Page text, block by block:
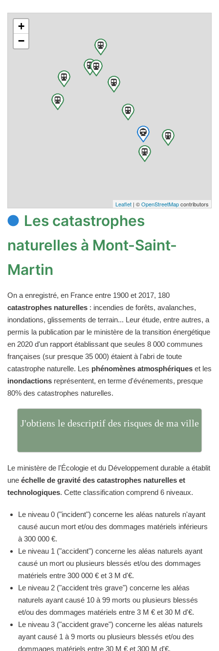
+
−
Leaflet | ©OpenStreetMapcontributors
Les catastrophes
naturelles à Mont-Saint-
Martin
On a enregistré, en France entre 1900 et 2017, 180
catastrophes naturelles : incendies de forêts, avalanches,
inondations, glissements de terrain... Leur étude, entre autres, a
permis la publication par le ministère de la transition énergétique
en 2020 d'un rapport établissant que seules 8 000 communes
françaises (sur presque 35 000) étaient à l'abri de toute
catastrophe naturelle. Les phénomènes atmosphériques et les
inondactions représentent, en terme d'événements, presque
80% des catastrophes naturelles.
J'obtiens le descriptif des risques de ma ville
Le ministère de l'Écologie et du Développement durable a établit
une échelle de gravité des catastrophes naturelles et
technologiques. Cette classification comprend 6 niveaux.
Le niveau 0 ("incident") concerne les aléas naturels n'ayant
causé aucun mort et/ou des dommages matériels inférieurs
à 300 000 €.
Le niveau 1 ("accident") concerne les aléas naturels ayant
causé un mort ou plusieurs blessés et/ou des dommages
matériels entre 300 000 € et 3 M d'€.
Le niveau 2 ("accident très grave") concerne les aléas
naturels ayant causé 10 à 99 morts ou plusieurs blessés
et/ou des dommages matériels entre 3 M € et 30 M d'€.
Le niveau 3 ("accident grave") concerne les aléas naturels
ayant causé 1 à 9 morts ou plusieurs blessés et/ou des
dommages matériels entre 30 M € et 300 M d'€.